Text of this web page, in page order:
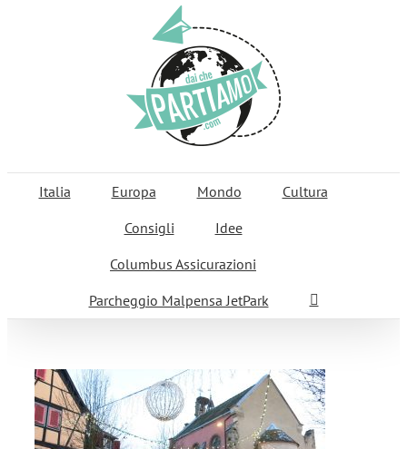
Italia Europa Mondo
Cultura
Consigli
Idee
Columbus Assicurazioni
Parcheggio Malpensa JetPark